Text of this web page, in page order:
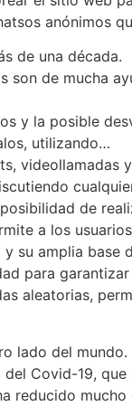
anónimos
de una década.
de mucha
y la posible
utilizando…
de
a los
su amplia base
para
aleatorias,
lado del
Covid-19,
reducido mucho